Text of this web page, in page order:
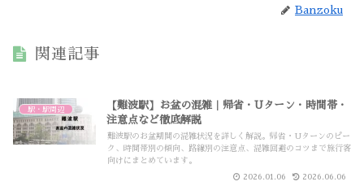
Banzoku
関連記事
駅・駅周辺
【難波駅】お盆の混雑｜帰省・Uターン・時間帯・
注意点など徹底解説
難波駅のお盆期間の混雑状況を詳しく解説。帰省・Uターンのピー
ク、時間帯別の傾向、路線別の注意点、混雑回避のコツまで旅行客
向けにまとめています。
2026.01.06 2026.06.06